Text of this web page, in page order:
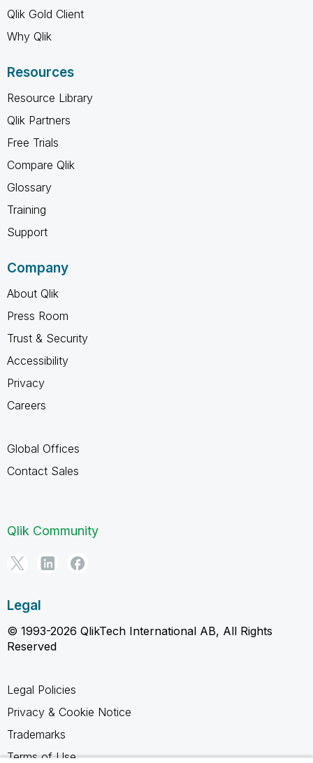
Qlik Gold Client
Why Qlik
Resources
Resource Library
Qlik Partners
Free Trials
Compare Qlik
Glossary
Training
Support
Company
About Qlik
Press Room
Trust & Security
Accessibility
Privacy
Careers
Global Offices
Contact Sales
Qlik Community
Legal
© 1993-2026 QlikTech International AB, All Rights
Reserved
Legal Policies
Privacy & Cookie Notice
Trademarks
Terms of Use